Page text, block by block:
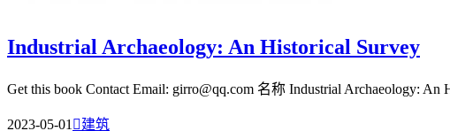
Industrial Archaeology: An Historical Survey
Get this book Contact Email: girro@qq.com 名称 Industrial Archaeology: An
2023-05-01 建筑